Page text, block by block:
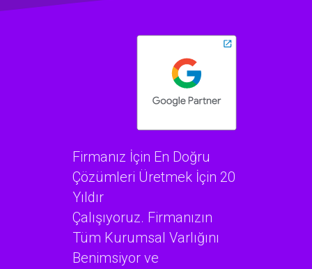
Firmanız İçin En Doğru
Çözümleri Üretmek İçin 20
Yıldır
Çalışıyoruz. Firmanızın
Tüm Kurumsal Varlığını
Benimsiyor ve